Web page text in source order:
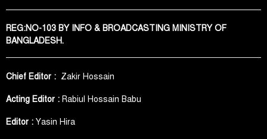
REG:NO-103 BY INFO & BROADCASTING MINISTRY OF
BANGLADESH.
Chief Editor : Zakir Hossain
Acting Editor : Rabiul Hossain Babu
Editor : Yasin Hira